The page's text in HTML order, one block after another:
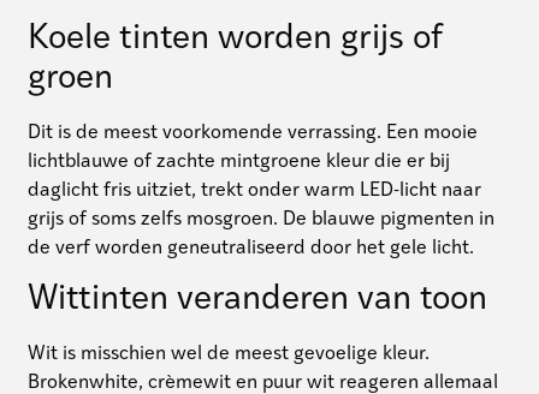
Koele tinten worden grijs of
groen
Dit is de meest voorkomende verrassing. Een mooie
lichtblauwe of zachte mintgroene kleur die er bij
daglicht fris uitziet, trekt onder warm LED-licht naar
grijs of soms zelfs mosgroen. De blauwe pigmenten in
de verf worden geneutraliseerd door het gele licht.
Wittinten veranderen van toon
Wit is misschien wel de meest gevoelige kleur.
Brokenwhite, crèmewit en puur wit reageren allemaal